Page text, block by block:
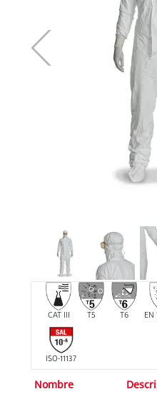
CAT III T5 T6 EN
ISO-11137
Nombre